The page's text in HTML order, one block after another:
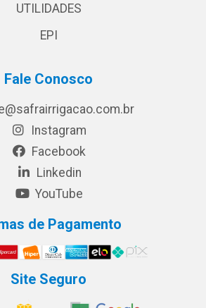
UTILIDADES
EPI
Fale Conosco
Instagram
Facebook
Linkedin
YouTube
de Pagamento
Site Seguro